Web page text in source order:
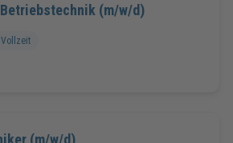
(m/w/d)
Vollzeit
(m/w/d)